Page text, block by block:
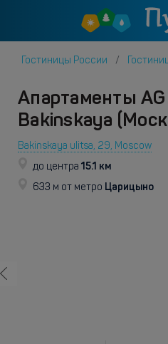
Гостиницы России
Апартаменты
Bakinskaya
Bakinskaya ulitsa, 29, Moscow
до центра 15.1 км
633 м от метро Царицыно